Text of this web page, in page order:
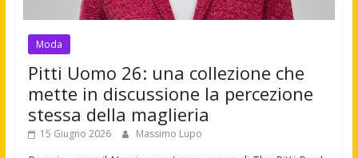
Moda
Pitti Uomo 26: una collezione che
mette in discussione la percezione
stessa della maglieria
15 Giugno 2026 Massimo Lupo